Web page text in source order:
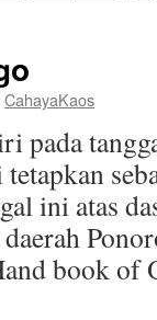
CahayaKaos
pada
ini atas
book